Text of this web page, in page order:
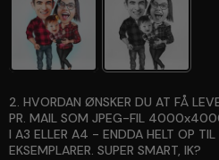
2. HVORDAN ØNSKER DU AT FÅ
PR. MAIL SOM JPEG-FIL
I A3 ELLER A4 - ENDDA HELT OP
EKSEMPLARER. SUPER SMART, IK?